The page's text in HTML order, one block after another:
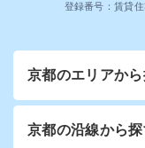
登録番号：賃貸
京都のエリアか
京都の沿線から